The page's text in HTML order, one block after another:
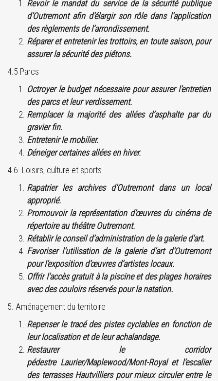
Revoir le mandat du service de la sécurité publique
d’Outremont afin d’élargir son rôle dans l’application
des règlements de l’arrondissement.
Réparer et entretenir les trottoirs, en toute saison, pour
assurer la sécurité des piétons.
4.5 Parcs
Octroyer le budget nécessaire pour assurer l’entretien
des parcs et leur verdissement.
Remplacer la majorité des allées d’asphalte par du
gravier fin.
Entretenir le mobilier.
Déneiger certaines allées en hiver.
4.6. Loisirs, culture et sports
Rapatrier les archives d’Outremont dans un local
approprié.
Promouvoir la représentation d’œuvres du cinéma de
répertoire au théâtre Outremont.
Rétablir le conseil d’administration de la galerie d’art.
Favoriser l’utilisation de la galerie d’art d’Outremont
pour l’exposition d’œuvres d’artistes locaux.
Offrir l’accès gratuit à la piscine et des plages horaires
avec des couloirs réservés pour la natation.
5. Aménagement du territoire
Repenser le tracé des pistes cyclables en fonction de
leur localisation et de leur achalandage.
Restaurer le corridor
pédestre Laurier/Maplewood/Mont-Royal et l’escalier
des terrasses Hautvilliers pour mieux circuler entre le